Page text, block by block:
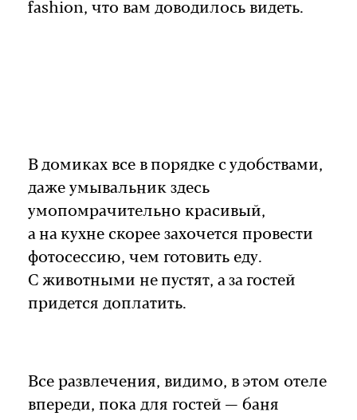
fashion, что вам доводилось видеть.
В домиках все в порядке с удобствами,
даже умывальник здесь
умопомрачительно красивый,
а на кухне скорее захочется провести
фотосессию, чем готовить еду.
С животными не пустят, а за гостей
придется доплатить.
Все развлечения, видимо, в этом отеле
впереди, пока для гостей — баня